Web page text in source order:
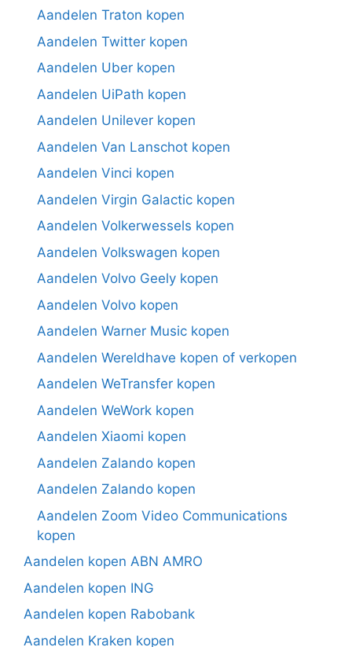
Aandelen Traton kopen
Aandelen Twitter kopen
Aandelen Uber kopen
Aandelen UiPath kopen
Aandelen Unilever kopen
Aandelen Van Lanschot kopen
Aandelen Vinci kopen
Aandelen Virgin Galactic kopen
Aandelen Volkerwessels kopen
Aandelen Volkswagen kopen
Aandelen Volvo Geely kopen
Aandelen Volvo kopen
Aandelen Warner Music kopen
Aandelen Wereldhave kopen of verkopen
Aandelen WeTransfer kopen
Aandelen WeWork kopen
Aandelen Xiaomi kopen
Aandelen Zalando kopen
Aandelen Zalando kopen
Aandelen Zoom Video Communications
kopen
Aandelen kopen ABN AMRO
Aandelen kopen ING
Aandelen kopen Rabobank
Aandelen Kraken kopen